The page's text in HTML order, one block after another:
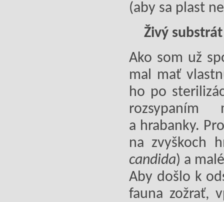
(aby sa plast
Živý substrát
Ako som už
mal mať
ho po
rozsypaním
a hrabanky.
na zvyškoch
candida) a
Aby došlo k
fauna zožrať,